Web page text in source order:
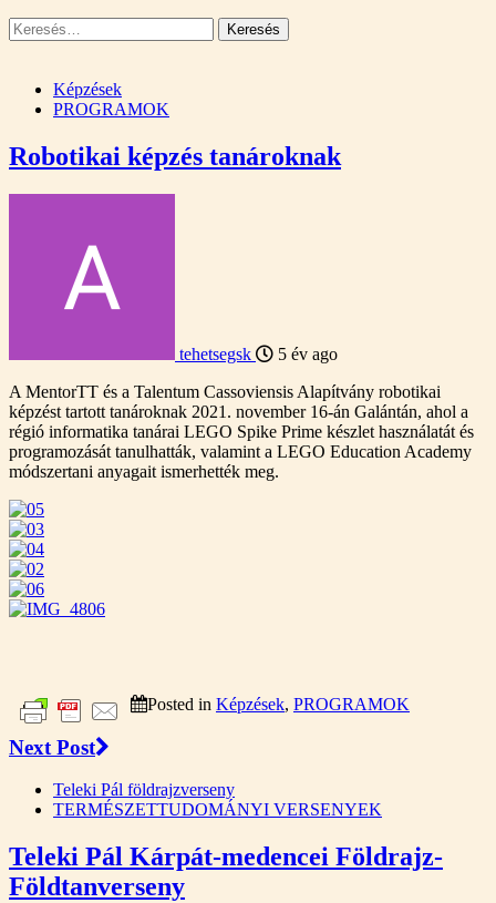
Keresés:
Képzések
PROGRAMOK
Robotikai képzés tanároknak
tehetsegsk
5 év ago
A MentorTT és a Talentum Cassoviensis Alapítvány robotikai
képzést tartott tanároknak 2021. november 16-án Galántán, ahol a
régió informatika tanárai LEGO Spike Prime készlet használatát és
programozását tanulhatták, valamint a LEGO Education Academy
módszertani anyagait ismerhették meg.
Posted in Képzések, PROGRAMOK
Next Post
Teleki Pál földrajzverseny
TERMÉSZETTUDOMÁNYI VERSENYEK
Teleki Pál Kárpát-medencei Földrajz-
Földtanverseny